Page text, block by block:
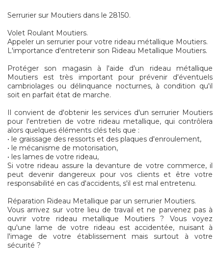
Serrurier sur Moutiers dans le 28150.
Volet Roulant Moutiers.
Appeler un serrurier pour votre rideau métallique Moutiers.
L'importance d'entretenir son Rideau Metallique Moutiers.
Protéger son magasin à l'aide d'un rideau métallique
Moutiers est très important pour prévenir d'éventuels
cambriolages ou délinquance nocturnes, à condition qu'il
soit en parfait état de marche.
Il convient de d'obtenir les services d'un serrurier Moutiers
pour l'entretien de votre rideau metallique, qui contrôlera
alors quelques éléments clés tels que :
• le graissage des ressorts et des plaques d'enroulement,
• le mécanisme de motorisation,
• les lames de votre rideau,
Si votre rideau assure la devanture de votre commerce, il
peut devenir dangereux pour vos clients et être votre
responsabilité en cas d'accidents, s'il est mal entretenu.
Réparation Rideau Metallique par un serrurier Moutiers.
Vous arrivez sur votre lieu de travail et ne parvenez pas à
ouvrir votre rideau metallique Moutiers ? Vous voyez
qu'une lame de votre rideau est accidentée, nuisant à
l'image de votre établissement mais surtout à votre
sécurité ?